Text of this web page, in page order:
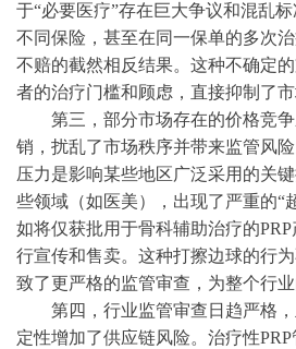
于“必要医疗”存在巨大争议和混乱
不同保险，甚至在同一保单的多次
不赔的截然相反结果。这种不确定
者的治疗门槛和顾虑，直接抑制了市
第三，部分市场存在的价格竞
销，扰乱了市场秩序并带来监管风
压力是影响某些地区广泛采用的关
些领域（如医美），出现了严重的“
如将仅获批用于骨科辅助治疗的
行宣传和售卖。这种打擦边球的行
致了更严格的监管审查，为整个行
第四，行业监管审查日趋严格
定性增加了供应链风险。治疗性